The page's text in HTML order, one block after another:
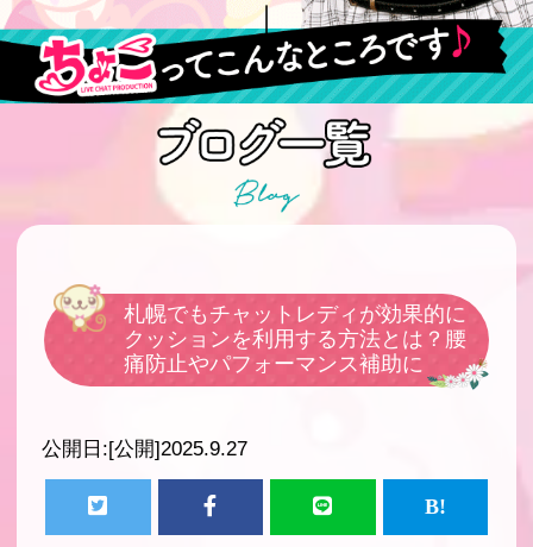
札幌でもチャットレディが効果的に
クッションを利用する方法とは？腰
痛防止やパフォーマンス補助に
公開日:[公開]2025.9.27